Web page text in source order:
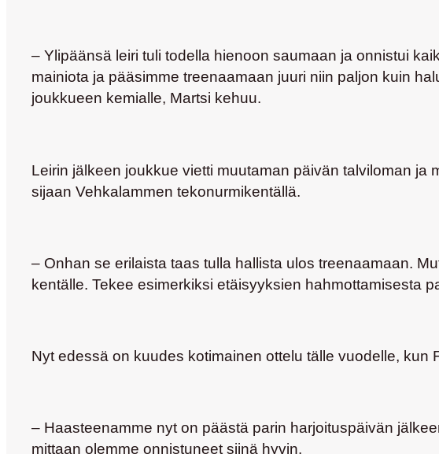
– Ylipäänsä leiri tuli todella hienoon saumaan ja onnistui
mainiota ja pääsimme treenaamaan juuri niin paljon kuin
joukkueen kemialle, Martsi kehuu.
Leirin jälkeen joukkue vietti muutaman päivän talviloman
sijaan Vehkalammen tekonurmikentällä.
– Onhan se erilaista taas tulla hallista ulos treenaamaan.
kentälle. Tekee esimerkiksi etäisyyksien hahmottamisesta
Nyt edessä on kuudes kotimainen ottelu tälle vuodelle, kun
– Haasteenamme nyt on päästä parin harjoituspäivän
mittaan olemme onnistuneet siinä hyvin.